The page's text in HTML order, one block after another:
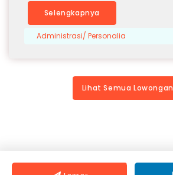
Selengkapnya
Administrasi/ Personalia
Lihat Semua Lowongan